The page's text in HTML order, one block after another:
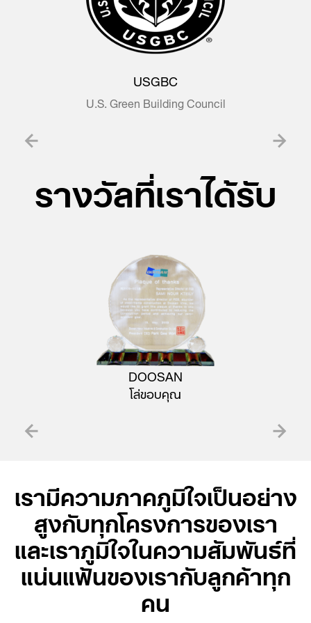
USGBC
U.S. Green Building Council
รางวัลที่เราได้รับ
DOOSAN
โล่ขอบคุณ
เรามีความภาคภูมิใจเป็นอย่าง
สูงกับทุกโครงการของเรา
และเราภูมิใจในความสัมพันธ์ที่
แน่นแฟ้นของเรากับลูกค้าทุก
คน